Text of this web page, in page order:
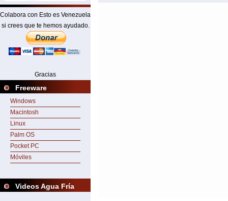
Colabora con Esto es Venezuela
si crees que te hemos ayudado.
Gracias
Freeware
Windows
Macintosh
Linux
Palm OS
Pocket PC
Móviles
Videos Agua Fría